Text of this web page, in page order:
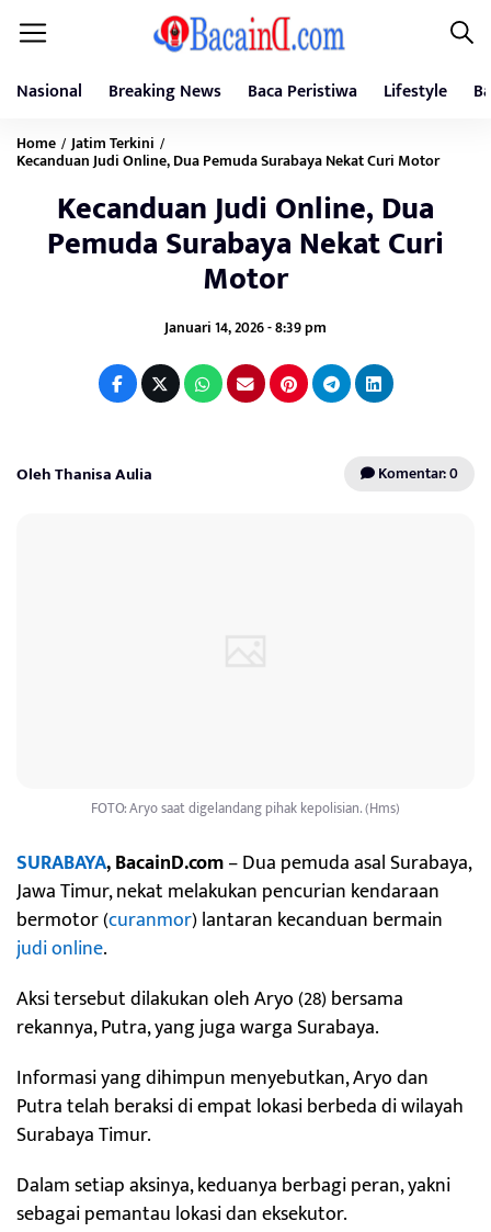
Nasional Breaking News Baca Peristiwa Lifestyle
Home / Jatim Terkini /
Kecanduan Judi Online, Dua Pemuda Surabaya Nekat Curi Motor
Kecanduan Judi Online, Dua
Pemuda Surabaya Nekat Curi
Motor
Januari 14, 2026 - 8:39 pm
Oleh Thanisa Aulia Komentar: 0
FOTO: Aryo saat digelandang pihak kepolisian. (Hms)
SURABAYA, BacainD.com– Dua pemuda asal Surabaya,
Jawa Timur, nekat melakukan pencurian kendaraan
bermotor (curanmor) lantaran kecanduan bermain
judi online.
Aksi tersebut dilakukan oleh Aryo (28) bersama
rekannya, Putra, yang juga warga Surabaya.
Informasi yang dihimpun menyebutkan, Aryo dan
Putra telah beraksi di empat lokasi berbeda di wilayah
Surabaya Timur.
Dalam setiap aksinya, keduanya berbagi peran, yakni
sebagai pemantau lokasi dan eksekutor.